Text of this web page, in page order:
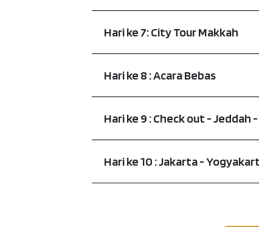
Hari ke 7: City Tour Makkah
Hari ke 8 : Acara Bebas
Hari ke 9 : Check out - Jeddah
Hari ke 10 : Jakarta -